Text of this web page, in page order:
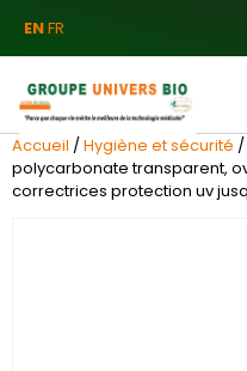
ENFR
Accueil /Hygiène et sécurité /
polycarbonate transparent,
correctrices protection uv